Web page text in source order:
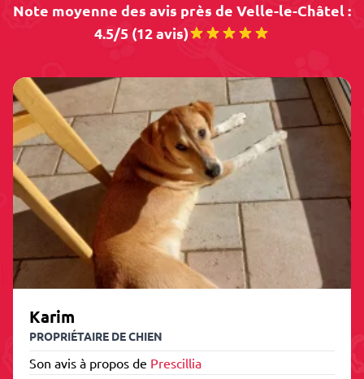
Note moyenne des avis près de Velle-le-Châtel :
4.5/5 (12 avis)
Karim
PROPRIÉTAIRE DE CHIEN
Son avis à propos de Prescillia